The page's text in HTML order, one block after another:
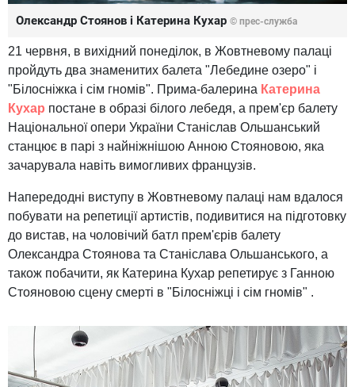
Олександр Стоянов і Катерина Кухар © прес-служба
21 червня, в вихідний понеділок, в Жовтневому палаці
пройдуть два знаменитих балета "Лебедине озеро" і
"Білосніжка і сім гномів". Прима-балерина Катерина
Кухар постане в образі білого лебедя, а прем'єр балету
Національної опери України Станіслав Ольшанський
станцює в парі з найніжнішою Анною Стояновою, яка
зачарувала навіть вимогливих французів.
Напередодні виступу в Жовтневому палаці нам вдалося
побувати на репетиції артистів, подивитися на підготовку
до вистав, на чоловічий батл прем'єрів балету
Олександра Стоянова та Станіслава Ольшанського, а
також побачити, як Катерина Кухар репетирує з Ганною
Стояновою сцену смерті в "Білосніжці і сім гномів" .